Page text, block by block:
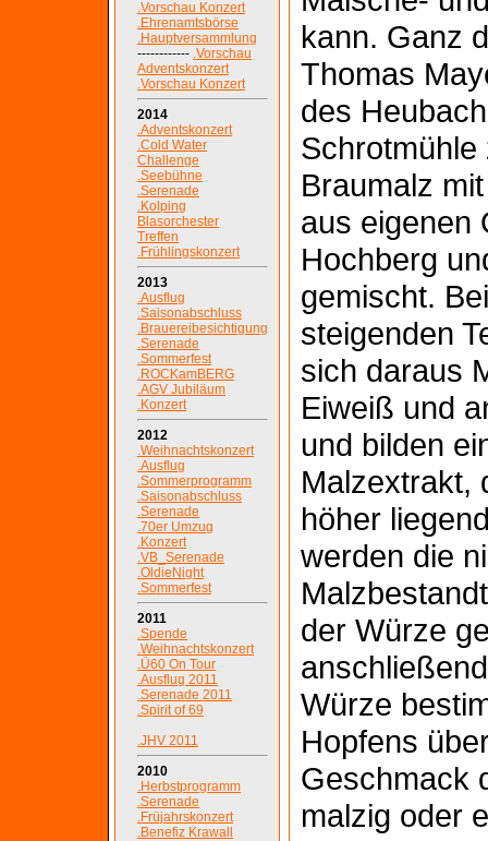
.Vorschau Konzert
.Ehrenamtsbörse
.Hauptversammlung
------------ .Vorschau
Adventskonzert
.Vorschau Konzert
2014
.Adventskonzert
.Cold Water
Challenge
.Seebühne
.Serenade
.Kolping
Blasorchester
Treffen
.Frühlingskonzert
2013
.Ausflug
.Saisonabschluss
.Brauereibesichtigung
.Serenade
.Sommerfest
.ROCKamBERG
.AGV Jubiläum
.Konzert
2012
.Weihnachtskonzert
.Ausflug
.Sommerprogramm
.Saisonabschluss
.Serenade
.70er Umzug
.Konzert
.VB_Serenade
.OldieNight
.Sommerfest
2011
.Spende
.Weihnachtskonzert
.Ü60 On Tour
.Ausflug 2011
.Serenade 2011
.Spirit of 69
.JHV 2011
2010
.Herbstprogramm
.Serenade
.Früjahrskonzert
.Benefiz Krawall
kann. Ganz
Thomas
des
Braumalz
aus eigenen
Hochberg
gemischt.
steigenden
sich daraus
Eiweiß und
und bilden
Malzextrakt,
höher
werden die
der Würze
Würze
Hopfens
Geschmack
malzig oder